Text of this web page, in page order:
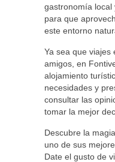
gastronomía local
para que
este entorno
Ya sea que viajes
amigos, en
alojamiento
necesidades y
consultar las
tomar la mejor
Descubre la
uno de sus
Date el gusto de